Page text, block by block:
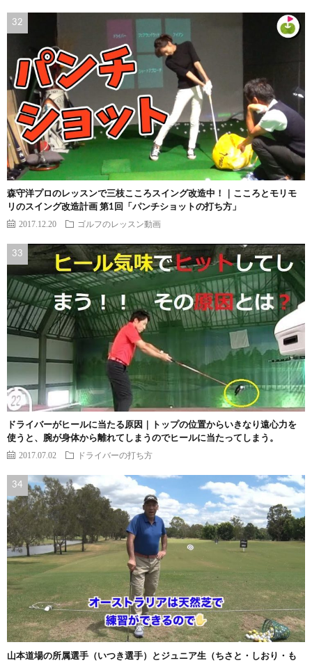
森守洋プロのレッスンで三枝こころスイング改造中！｜こころとモリモ
リのスイング改造計画 第1回「パンチショットの打ち方」
2017.12.20 ゴルフのレッスン動画
ドライバーがヒールに当たる原因｜トップの位置からいきなり遠心力を
使うと、腕が身体から離れてしまうのでヒールに当たってしまう。
2017.07.02 ドライバーの打ち方
山本道場の所属選手（いつき選手）とジュニア生（ちさと・しおり・も